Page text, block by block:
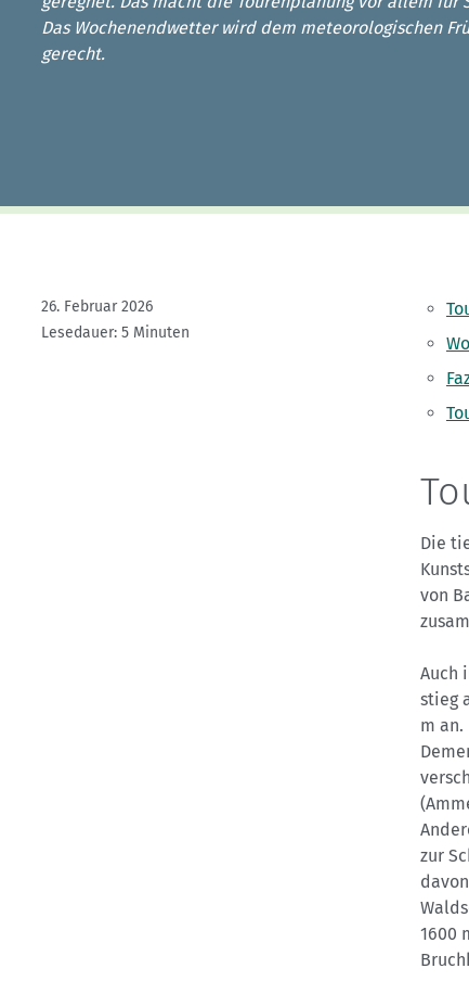
Das Wochenendwetter wird dem meteorologischen
gerecht.
26. Februar 2026
Lesedauer: 5 Minuten
Die
von
Auch
stieg
m an.
zur
1600